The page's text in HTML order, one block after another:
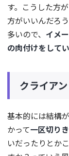
す。こうした方
方がいいんだろ
多いので、 イメ
の肉付けをして
クライア
基本的には結構
かって一区切り
いだったりとか